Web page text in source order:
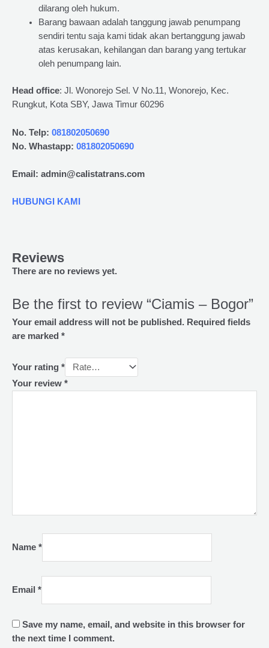
dilarang oleh hukum.
Barang bawaan adalah tanggung jawab penumpang
sendiri tentu saja kami tidak akan bertanggung jawab
atas kerusakan, kehilangan dan barang yang tertukar
oleh penumpang lain.
Head office: Jl. Wonorejo Sel. V No.11, Wonorejo, Kec.
Rungkut, Kota SBY, Jawa Timur 60296
No. Telp: 081802050690
No. Whastapp: 081802050690
Email: admin@calistatrans.com
HUBUNGI KAMI
Reviews
There are no reviews yet.
Be the first to review “Ciamis – Bogor”
Your email address will not be published. Required fields
are marked *
Your rating *
Your review *
Name *
Email *
Save my name, email, and website in this browser for
the next time I comment.